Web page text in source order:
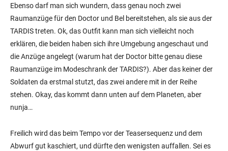
Ebenso darf man sich wundern, dass genau noch zwei
Raumanzüge für den Doctor und Bel bereitstehen, als sie aus der
TARDIS treten. Ok, das Outfit kann man sich vielleicht noch
erklären, die beiden haben sich ihre Umgebung angeschaut und
die Anzüge angelegt (warum hat der Doctor bitte genau diese
Raumanzüge im Modeschrank der TARDIS?). Aber das keiner der
Soldaten da erstmal stutzt, das zwei andere mit in der Reihe
stehen. Okay, das kommt dann unten auf dem Planeten, aber
nunja…
Freilich wird das beim Tempo vor der Teasersequenz und dem
Abwurf gut kaschiert, und dürfte den wenigsten auffallen. Sei es